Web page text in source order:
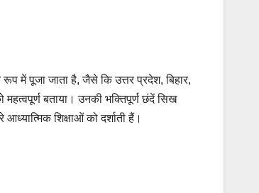
में पूजा जाता है, जैसे कि उत्तर प्रदेश, बिहार,
बताया। उनकी भक्तिपूर्ण छंदें सिख
शिक्षाओं को दर्शाती हैं।